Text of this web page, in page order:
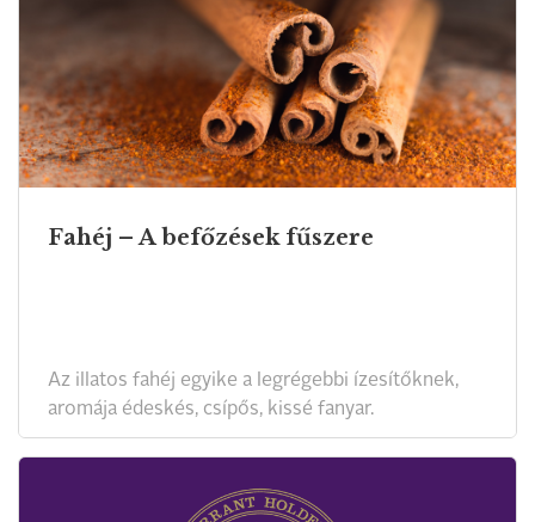
Fahéj – A befőzések fűszere
Az illatos fahéj egyike a legrégebbi ízesítőknek,
aromája édeskés, csípős, kissé fanyar.